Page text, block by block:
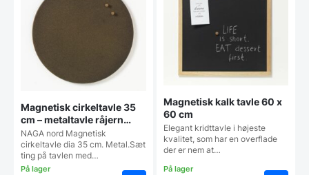
Magnetisk cirkeltavle 35
cm – metaltavle råjern
look
NAGA nord Magnetisk
cirkeltavle dia 35 cm. Metal.Sæt
ting på tavlen med…
Magnetisk kalk tavle 60 x
60 cm
Elegant kridttavle i højeste
kvalitet, som har en overflade
der er nem at…